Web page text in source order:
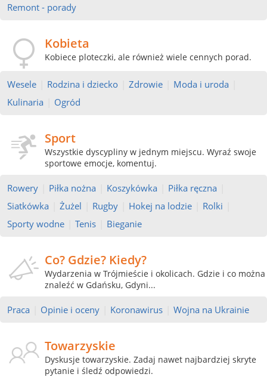
Remont - porady
Kobieta
Kobiece ploteczki, ale również wiele cennych porad.
Wesele Rodzina i dziecko Zdrowie Moda i uroda
Kulinaria
Ogród
Sport
Wszystkie dyscypliny w jednym miejscu. Wyraź swoje
sportowe emocje, komentuj.
Rowery Piłka nożna Koszykówka Piłka ręczna
Siatkówka
Żużel Rugby Hokej na lodzie Rolki
Sporty wodne
Tenis Bieganie
Co? Gdzie? Kiedy?
Wydarzenia w Trójmieście i okolicach. Gdzie i co można
znaleźć w Gdańsku, Gdyni...
Praca Opinie i oceny Koronawirus Wojna na Ukrainie
Towarzyskie
Dyskusje towarzyskie. Zadaj nawet najbardziej skryte
pytanie i śledź odpowiedzi.